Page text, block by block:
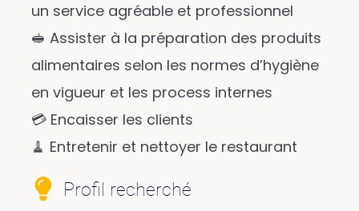
un service agréable et professionnel
🥪 Assister à la préparation des produits
alimentaires selon les normes d’hygiène
en vigueur et les process internes
💳 Encaisser les clients
🧹 Entretenir et nettoyer le restaurant
Profil recherché